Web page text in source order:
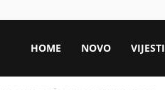
HOME NOVO VIJESTI